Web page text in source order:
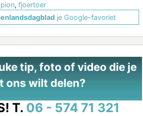
, fjoertoer
je Google-favoriet
tip, foto of video die je
ons wilt delen?
T. 06 - 574 71 321